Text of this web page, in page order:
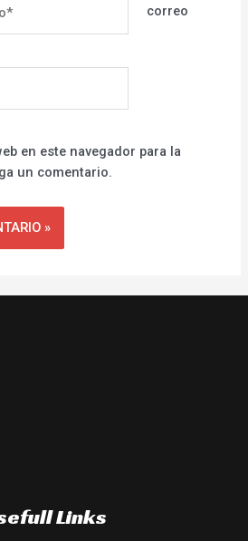
correo
en este navegador para la
un comentario.
Links